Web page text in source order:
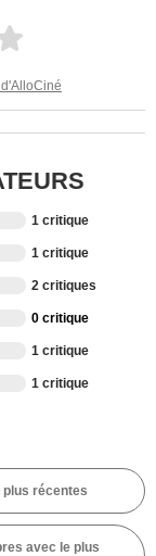
1 critique
1 critique
2 critiques
0 critique
1 critique
1 critique
plus récentes
avec le plus